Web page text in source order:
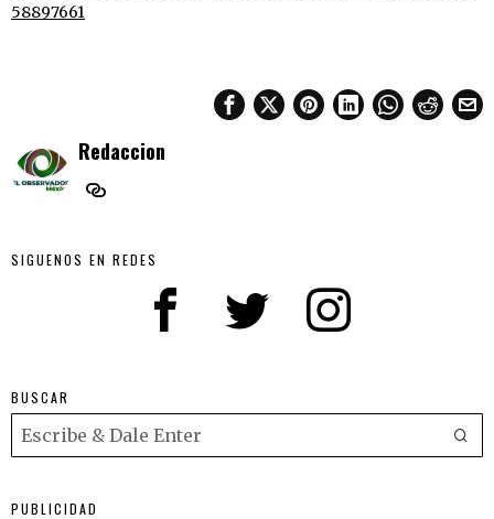
58897661
Redaccion
SIGUENOS EN REDES
BUSCAR
PUBLICIDAD